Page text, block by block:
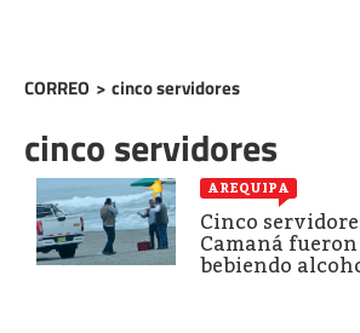
CORREO > cinco servidores
cinco servidores
AREQUIPA
Cinco
Camaná
bebiendo